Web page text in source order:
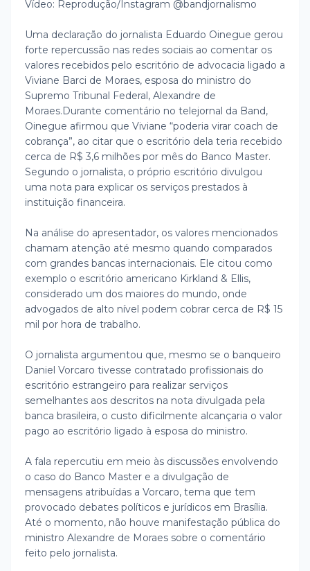
Vídeo: Reprodução/Instagram @bandjornalismo
Uma declaração do jornalista Eduardo Oinegue gerou
forte repercussão nas redes sociais ao comentar os
valores recebidos pelo escritório de advocacia ligado a
Viviane Barci de Moraes, esposa do ministro do
Supremo Tribunal Federal, Alexandre de
Moraes.Durante comentário no telejornal da Band,
Oinegue afirmou que Viviane “poderia virar coach de
cobrança”, ao citar que o escritório dela teria recebido
cerca de R$ 3,6 milhões por mês do Banco Master.
Segundo o jornalista, o próprio escritório divulgou
uma nota para explicar os serviços prestados à
instituição financeira.
Na análise do apresentador, os valores mencionados
chamam atenção até mesmo quando comparados
com grandes bancas internacionais. Ele citou como
exemplo o escritório americano Kirkland & Ellis,
considerado um dos maiores do mundo, onde
advogados de alto nível podem cobrar cerca de R$ 15
mil por hora de trabalho.
O jornalista argumentou que, mesmo se o banqueiro
Daniel Vorcaro tivesse contratado profissionais do
escritório estrangeiro para realizar serviços
semelhantes aos descritos na nota divulgada pela
banca brasileira, o custo dificilmente alcançaria o valor
pago ao escritório ligado à esposa do ministro.
A fala repercutiu em meio às discussões envolvendo
o caso do Banco Master e a divulgação de
mensagens atribuídas a Vorcaro, tema que tem
provocado debates políticos e jurídicos em Brasília.
Até o momento, não houve manifestação pública do
ministro Alexandre de Moraes sobre o comentário
feito pelo jornalista.